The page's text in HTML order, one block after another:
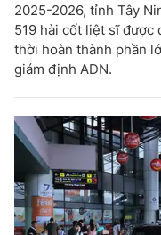
2025-2026, tỉnh Tây
519 hài cốt liệt sĩ được
thời hoàn thành phần
giám định ADN.